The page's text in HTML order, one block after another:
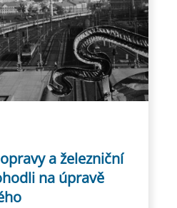
a železniční
na úpravě